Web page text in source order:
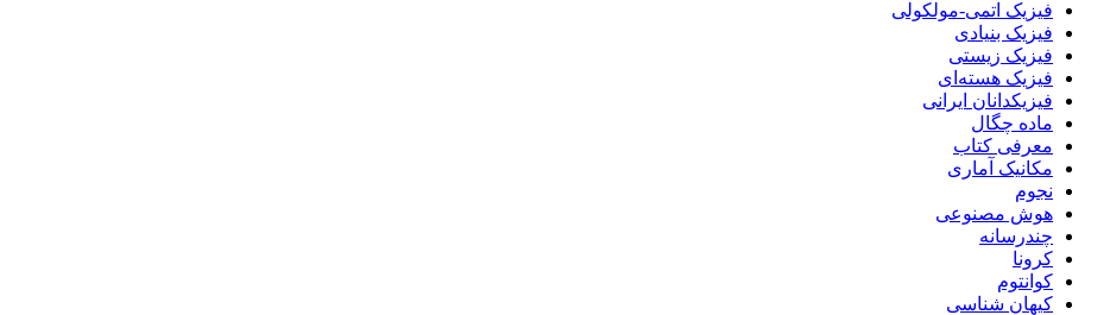
فیزیک اتمی-مولکولی
فیزیک بنیادی
فیزیک زیستی
فیزیک هسته‌ای
فیزیکدانان ایرانی
ماده چگال
معرفی کتاب
مکانیک آماری
نجوم
هوش مصنوعی
چندرسانه
کرونا
کوانتوم
کیهان شناسی